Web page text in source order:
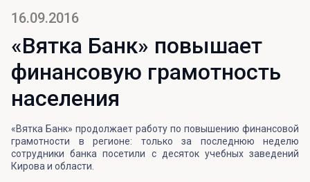
16.09.2016
«Вятка Банк» повышает
финансовую грамотность
населения
«Вятка Банк» продолжает работу по повышению финансовой
грамотности в регионе: только за последнюю неделю
сотрудники банка посетили с десяток учебных заведений
Кирова и области.